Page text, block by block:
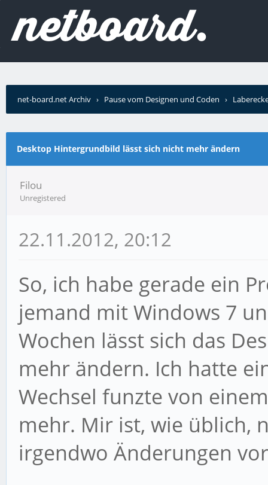
net-board.net Archiv › Pause vom Designen und Coden ›
Desktop Hintergrundbild lässt sich nicht mehr ändern
Filou
Unregistered
22.11.2012, 20:12
So, ich habe gerade ein
jemand mit Windows 7
Wochen lässt sich das
mehr ändern. Ich hatte
Wechsel funzte von
mehr. Mir ist, wie üblich,
irgendwo Änderungen